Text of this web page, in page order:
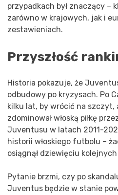
przypadkach był znaczący –
zarówno w krajowych, jak i
zestawieniach.
Przyszłość
Historia pokazuje, że
odbudowy po kryzysach. Po
kilku lat, by wrócić na szczyt,
zdominował włoską piłkę
Juventusu w latach 2011-
historii włoskiego futbolu –
osiągnął dziewięciu
Pytanie brzmi, czy po
Juventus będzie w stanie